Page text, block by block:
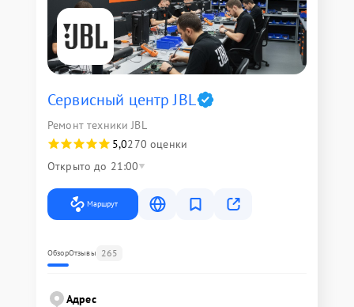
Сервисный центр JBL
Ремонт техники JBL
5,0270 оценки
Открыто до 21:00
Маршрут
ОбзорОтзывы 265
Адрес